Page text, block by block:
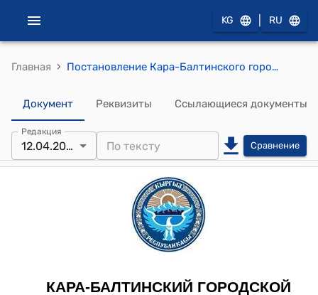
KG RU
Главная › Постановление Кара-Балтинского городского кенеша от 12 апреля 2021 г № 3 "Об утверждении тарифа на сбор, вывоз и размещение ТБО на территории города Кара-Балта"
Документ Реквизиты Ссылающиеся документы
Редакция
12.04.2021 Сравнение